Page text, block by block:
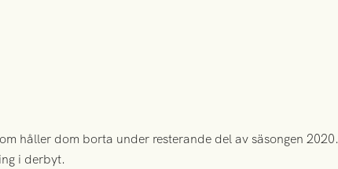
håller dom borta under resterande del av säsongen 2020.
i derbyt.